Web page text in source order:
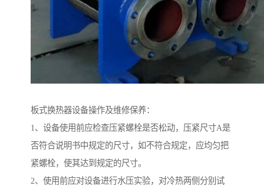
板式换热器设备操作及维修保养：
1、设备使用前应检查压紧螺栓是否松动，压紧尺寸A是
否符合说明书中规定的尺寸，如不符合规定，应均匀把
紧螺栓，使其达到规定的尺寸。
2、使用前应对设备进行水压实验，对冷热两侧分别试